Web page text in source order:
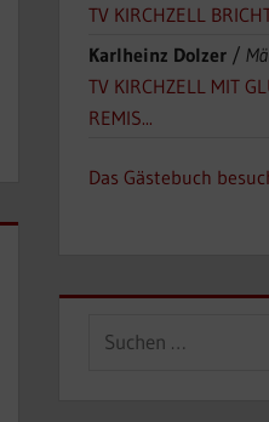
TV KIRCHZELL
Karlheinz Dolzer /
TV KIRCHZELL MIT
REMIS...
Das Gästebuch